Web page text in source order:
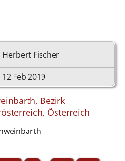
Herbert Fischer
12 Feb 2019
Bezirk
Österreich